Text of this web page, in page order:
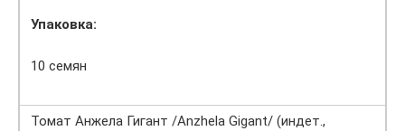
Упаковка:
10 семян
Томат Анжела Гигант /Anzhela Gigant/ (индет.,